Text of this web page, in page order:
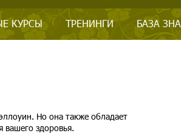
КУРСЫ ТРЕНИНГИ БАЗА
Но она также обладает
вашего здоровья.